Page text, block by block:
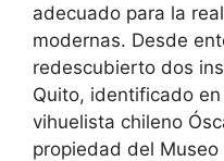
adecuado para la
modernas. Desde
redescubierto dos
Quito, identificado
vihuelista chileno
propiedad del